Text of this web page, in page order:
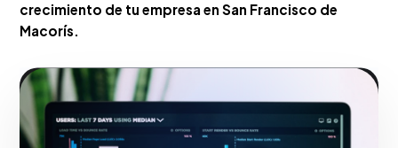
crecimiento de tu empresa en San Francisco de
Macorís.
Hacerlo realidad